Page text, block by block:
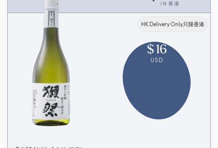
IN香港
HK Delivery Only只限香港
$16
USD